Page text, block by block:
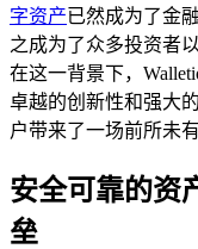
字资产已然成为了金
之成为了众多投资者
在这一背景下，
卓越的创新性和强大
户带来了一场前所未
安全可靠的资
垒